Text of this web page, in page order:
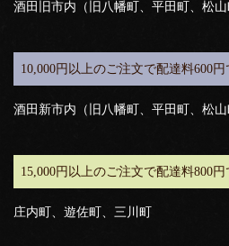
酒田旧市内（旧八幡町、平田町、松山
10,000円以上のご注文で配達料600
酒田新市内（旧八幡町、平田町、松山
15,000円以上のご注文で配達料800
庄内町、遊佐町、三川町